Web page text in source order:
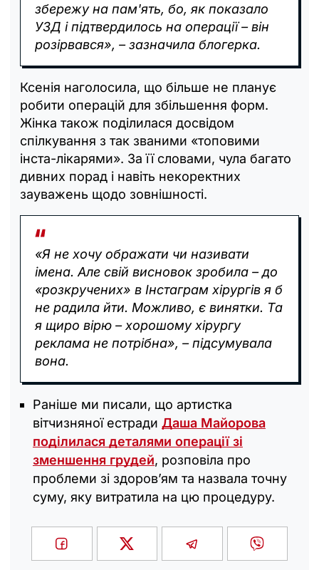
збережу на пам'ять, бо, як показало
УЗД і підтвердилось на операції – він
розірвався», – зазначила блогерка.
Ксенія наголосила, що більше не планує
робити операцій для збільшення форм.
Жінка також поділилася досвідом
спілкування з так званими «топовими
інста-лікарями». За її словами, чула багато
дивних порад і навіть некоректних
зауважень щодо зовнішності.
«Я не хочу ображати чи називати
імена. Але свій висновок зробила – до
«розкручених» в Інстаграм хірургів я б
не радила йти. Можливо, є винятки. Та
я щиро вірю – хорошому хірургу
реклама не потрібна», – підсумувала
вона.
Раніше ми писали, що артистка
вітчизняної естради Даша Майорова
поділилася деталями операції зі
зменшення грудей, розповіла про
проблеми зі здоров’ям та назвала точну
суму, яку витратила на цю процедуру.